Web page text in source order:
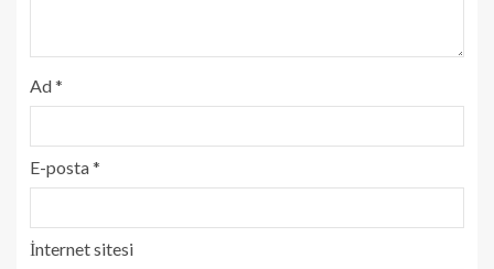
Ad*
E-posta*
İnternet sitesi